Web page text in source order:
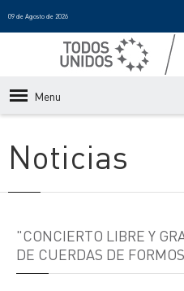
09 de Agosto de 2026
Menu
Noticias
"CONCIERTO LIBRE Y
DE CUERDAS DE